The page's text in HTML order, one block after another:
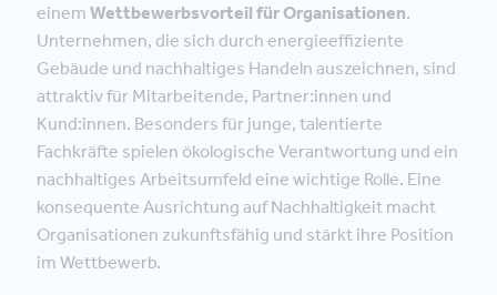
einem Wettbewerbsvorteil für Organisationen.
Unternehmen, die sich durch energieeffiziente
Gebäude und nachhaltiges Handeln auszeichnen, sind
attraktiv für Mitarbeitende, Partner:innen und
Kund:innen. Besonders für junge, talentierte
Fachkräfte spielen ökologische Verantwortung und ein
nachhaltiges Arbeitsumfeld eine wichtige Rolle. Eine
konsequente Ausrichtung auf Nachhaltigkeit macht
Organisationen zukunftsfähig und stärkt ihre Position
im Wettbewerb.